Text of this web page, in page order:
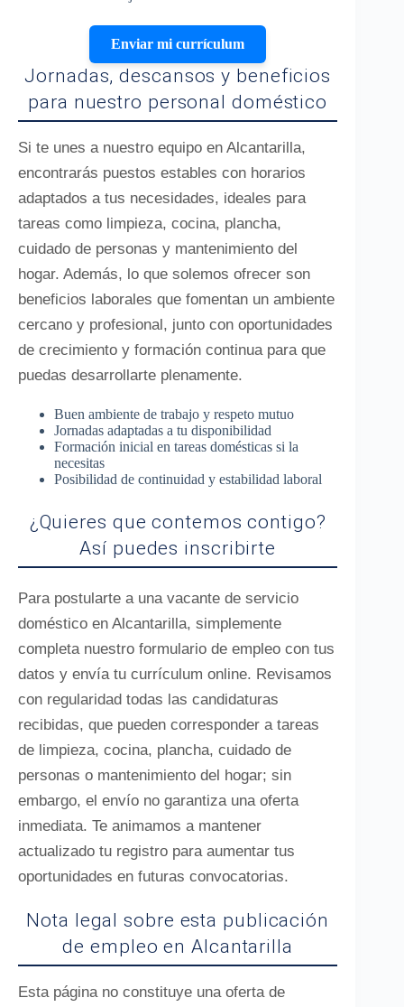
Enviar mi currículum
Jornadas, descansos y beneficios
para nuestro personal doméstico
Si te unes a nuestro equipo en Alcantarilla,
encontrarás puestos estables con horarios
adaptados a tus necesidades, ideales para
tareas como limpieza, cocina, plancha,
cuidado de personas y mantenimiento del
hogar. Además, lo que solemos ofrecer son
beneficios laborales que fomentan un ambiente
cercano y profesional, junto con oportunidades
de crecimiento y formación continua para que
puedas desarrollarte plenamente.
Buen ambiente de trabajo y respeto mutuo
Jornadas adaptadas a tu disponibilidad
Formación inicial en tareas domésticas si la
necesitas
Posibilidad de continuidad y estabilidad laboral
¿Quieres que contemos contigo?
Así puedes inscribirte
Para postularte a una vacante de servicio
doméstico en Alcantarilla, simplemente
completa nuestro formulario de empleo con tus
datos y envía tu currículum online. Revisamos
con regularidad todas las candidaturas
recibidas, que pueden corresponder a tareas
de limpieza, cocina, plancha, cuidado de
personas o mantenimiento del hogar; sin
embargo, el envío no garantiza una oferta
inmediata. Te animamos a mantener
actualizado tu registro para aumentar tus
oportunidades en futuras convocatorias.
Nota legal sobre esta publicación
de empleo en Alcantarilla
Esta página no constituye una oferta de